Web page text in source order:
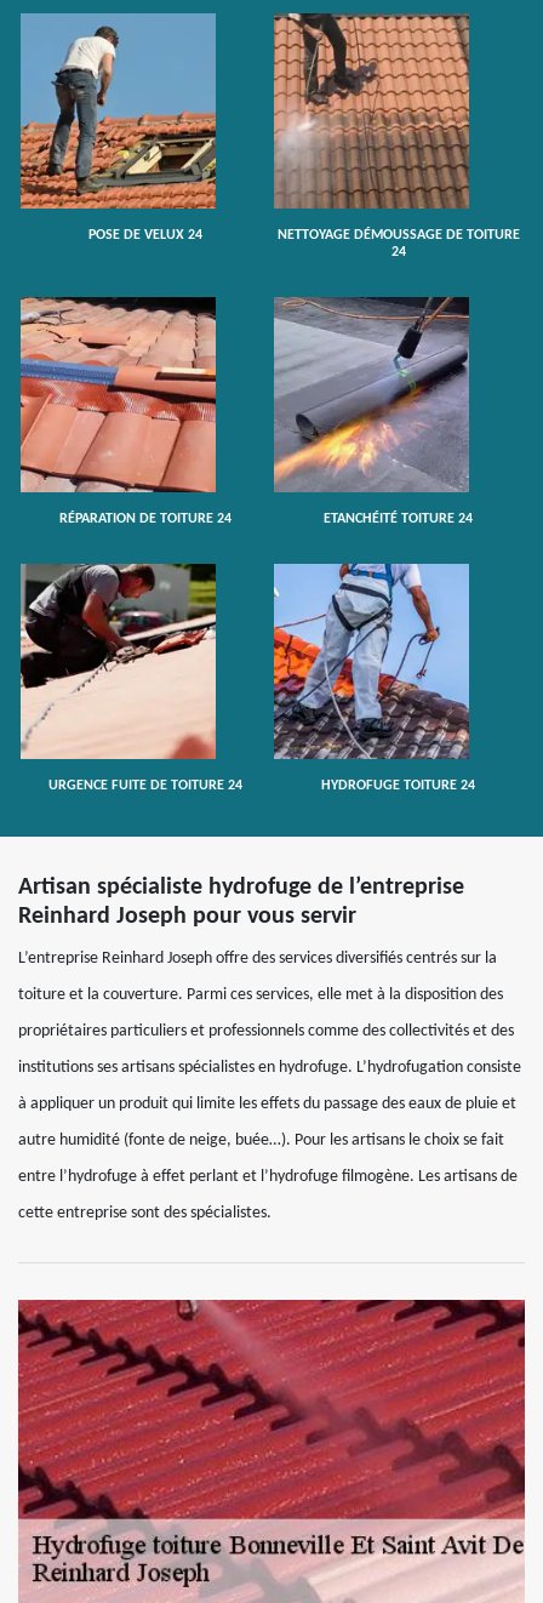
POSE DE VELUX 24
NETTOYAGE DÉMOUSSAGE DE TOITURE
24
RÉPARATION DE TOITURE 24 ETANCHÉITÉ TOITURE 24
URGENCE FUITE DE TOITURE 24 HYDROFUGE TOITURE 24
Artisan spécialiste hydrofuge de l’entreprise
Reinhard Joseph pour vous servir
L’entreprise Reinhard Joseph offre des services diversifiés centrés sur la
toiture et la couverture. Parmi ces services, elle met à la disposition des
propriétaires particuliers et professionnels comme des collectivités et des
institutions ses artisans spécialistes en hydrofuge. L’hydrofugation consiste
à appliquer un produit qui limite les effets du passage des eaux de pluie et
autre humidité (fonte de neige, buée…). Pour les artisans le choix se fait
entre l’hydrofuge à effet perlant et l’hydrofuge filmogène. Les artisans de
cette entreprise sont des spécialistes.